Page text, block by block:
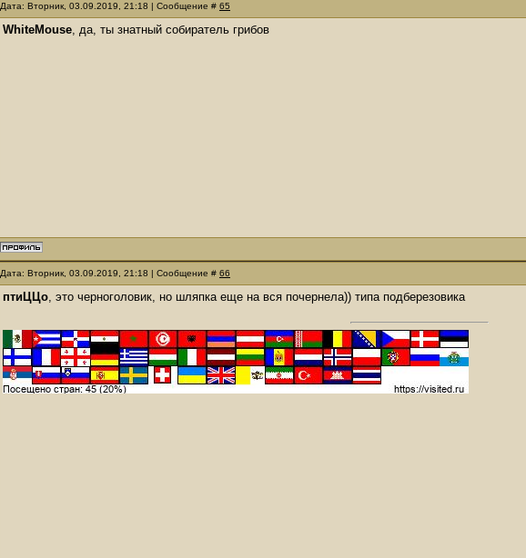
Дата: Вторник, 03.09.2019, 21:18 | Сообщение # 65
WhiteMouse, да, ты знатный собиратель грибов
Дата: Вторник, 03.09.2019, 21:18 | Сообщение # 66
птиЦЦо, это черноголовик, но шляпка еще на вся почернела)) типа подберезовика